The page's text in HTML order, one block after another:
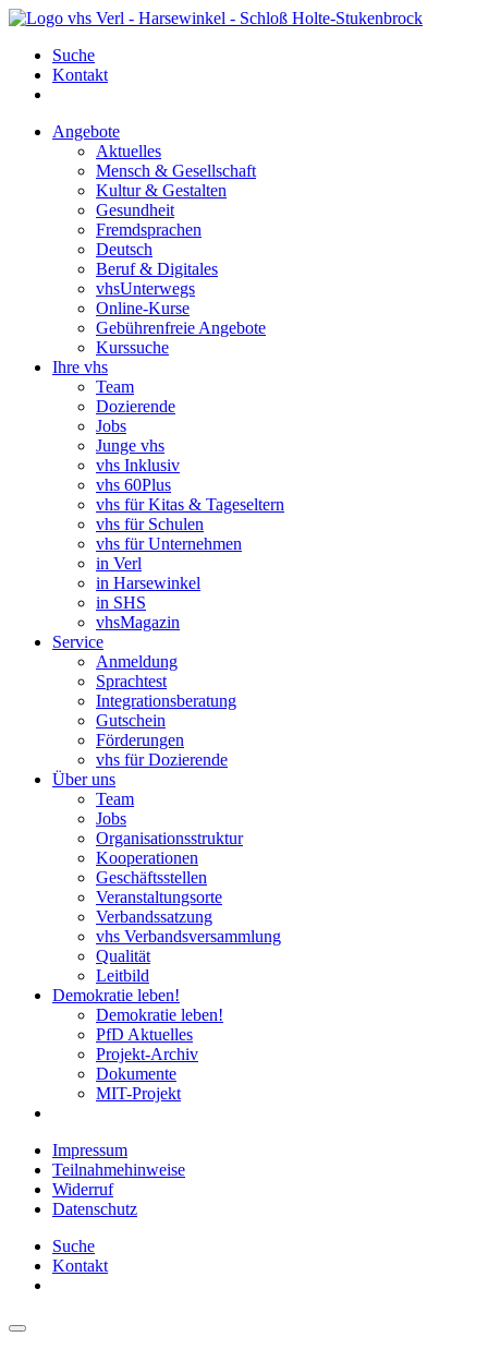
Suche
Kontakt
Angebote
Aktuelles
Mensch & Gesellschaft
Kultur & Gestalten
Gesundheit
Fremdsprachen
Deutsch
Beruf & Digitales
vhsUnterwegs
Online-Kurse
Gebührenfreie Angebote
Kurssuche
Ihre vhs
Team
Dozierende
Jobs
Junge vhs
vhs Inklusiv
vhs 60Plus
vhs für Kitas & Tageseltern
vhs für Schulen
vhs für Unternehmen
in Verl
in Harsewinkel
in SHS
vhsMagazin
Service
Anmeldung
Sprachtest
Integrationsberatung
Gutschein
Förderungen
vhs für Dozierende
Über uns
Team
Jobs
Organisationsstruktur
Kooperationen
Geschäftsstellen
Veranstaltungsorte
Verbandssatzung
vhs Verbandsversammlung
Qualität
Leitbild
Demokratie leben!
Demokratie leben!
PfD Aktuelles
Projekt-Archiv
Dokumente
MIT-Projekt
Impressum
Teilnahmehinweise
Widerruf
Datenschutz
Suche
Kontakt